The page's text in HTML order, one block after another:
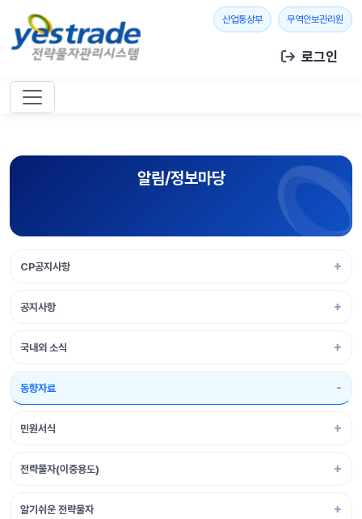
산업통상부새 창 열기무역안보관리원 새
로그인
알림/정보마당
CP공지사항
공지사항
국내외 소식
동향자료
민원서식
전략물자(이중용도)
알기쉬운 전략물자